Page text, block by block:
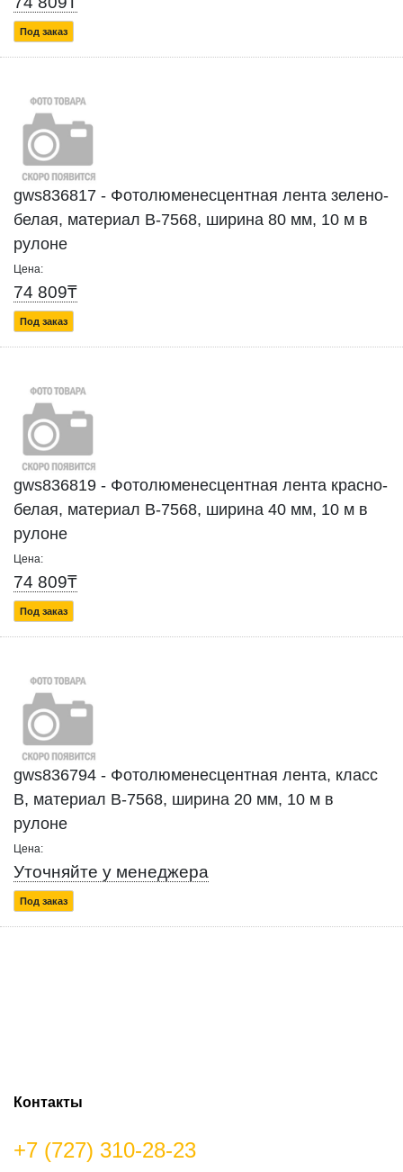
Под заказ
gws836817 - Фотолюменесцентная лента зелено-
белая, материал B-7568, ширина 80 мм, 10 м в
рулоне
Цена:
74 809₸
Под заказ
gws836819 - Фотолюменесцентная лента красно-
белая, материал B-7568, ширина 40 мм, 10 м в
рулоне
Цена:
74 809₸
Под заказ
gws836794 - Фотолюменесцентная лента, класс
В, материал В-7568, ширина 20 мм, 10 м в
рулоне
Цена:
Уточняйте у менеджера
Под заказ
Контакты
+7 (727) 310-28-23